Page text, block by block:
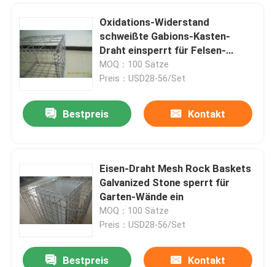
Oxidations-Widerstand
schweißte Gabions-Kasten-
Draht einsperrt für Felsen-
Stützmauern
MOQ：100 Sätze
Preis：USD28-56/Set
Bestpreis Kontakt
Eisen-Draht Mesh Rock Baskets
Galvanized Stone sperrt für
Garten-Wände ein
MOQ：100 Sätze
Preis：USD28-56/Set
Bestpreis Kontakt